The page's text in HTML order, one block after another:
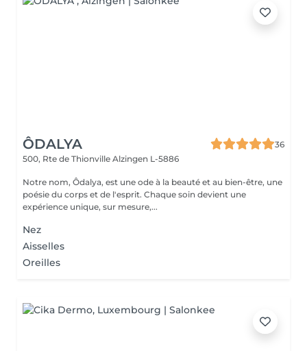
ÔDALYA
36
500, Rte de Thionville Alzingen L-5886
Notre nom, Ôdalya, est une ode à la beauté et au bien-être, une
poésie du corps et de l'esprit. Chaque soin devient une
expérience unique, sur mesure,...
Nez
Aisselles
Oreilles